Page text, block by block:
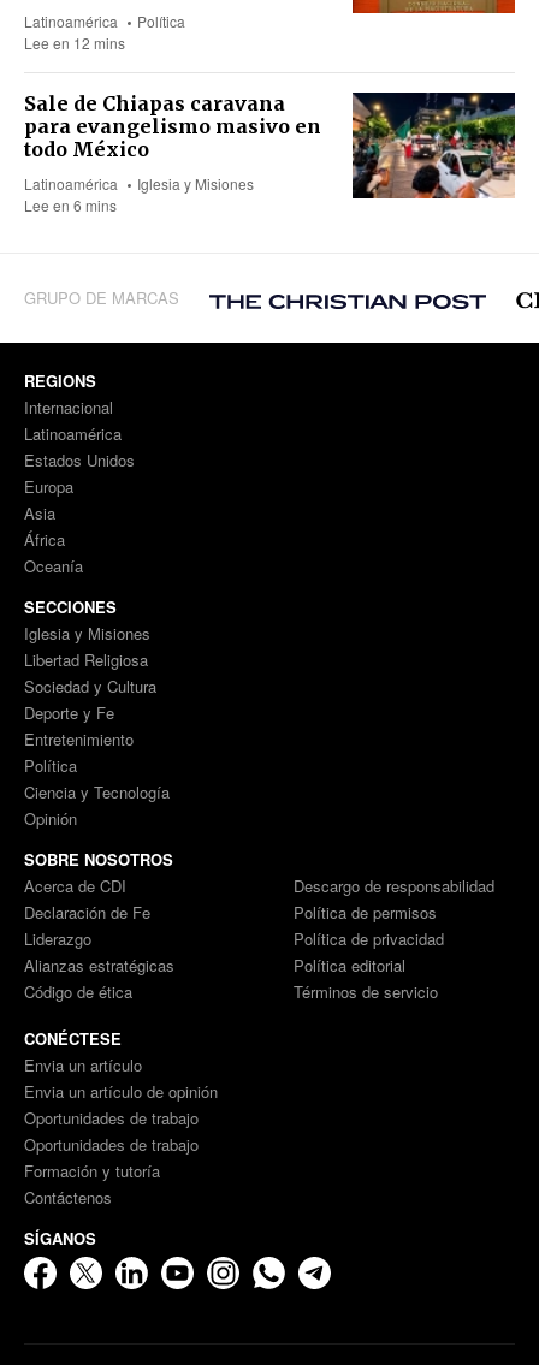
Latinoamérica
Política
Lee en 12 mins
Sale de Chiapas caravana
para evangelismo masivo en
todo México
Latinoamérica
Iglesia y Misiones
Lee en 6 mins
GRUPO DE MARCAS
REGIONS
Internacional
Latinoamérica
Estados Unidos
Europa
Asia
África
Oceanía
SECCIONES
Iglesia y Misiones
Libertad Religiosa
Sociedad y Cultura
Deporte y Fe
Entretenimiento
Política
Ciencia y Tecnología
Opinión
SOBRE NOSOTROS
Acerca de CDI
Declaración de Fe
Liderazgo
Alianzas estratégicas
Código de ética
Descargo de responsabilidad
Política de permisos
Política de privacidad
Política editorial
Términos de servicio
CONÉCTESE
Envia un artículo
Envia un artículo de opinión
Oportunidades de trabajo
Oportunidades de trabajo
Formación y tutoría
Contáctenos
SÍGANOS